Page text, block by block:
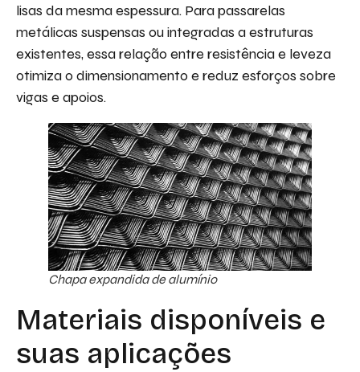
lisas da mesma espessura. Para passarelas
metálicas suspensas ou integradas a estruturas
existentes, essa relação entre resistência e leveza
otimiza o dimensionamento e reduz esforços sobre
vigas e apoios.
Chapa expandida de alumínio
Materiais disponíveis e
suas aplicações